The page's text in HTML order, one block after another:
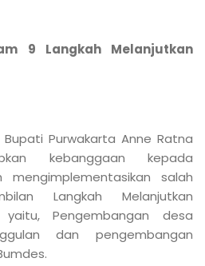
9 Langkah Melanjutkan
Purwakarta Anne Ratna
kebanggaan kepada
salah
Langkah Melanjutkan
Pengembangan desa
dan pengembangan